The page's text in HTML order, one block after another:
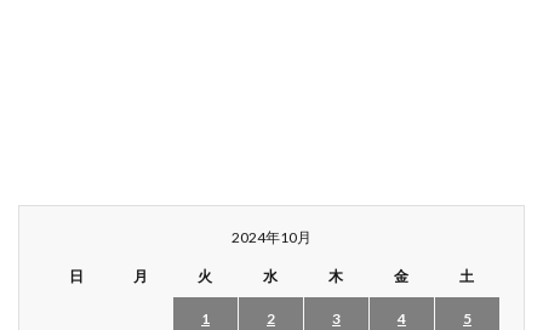
2024年10月
日 月 火 水 木 金 土
1 2 3 4 5